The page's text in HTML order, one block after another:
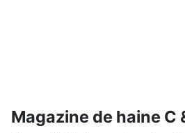
Magazine de haine C